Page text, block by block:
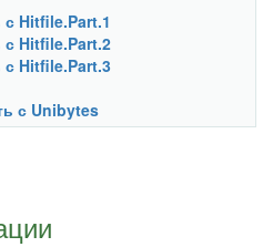
с Hitfile.Part.1
с Hitfile.Part.2
с Hitfile.Part.3
с Unibytes